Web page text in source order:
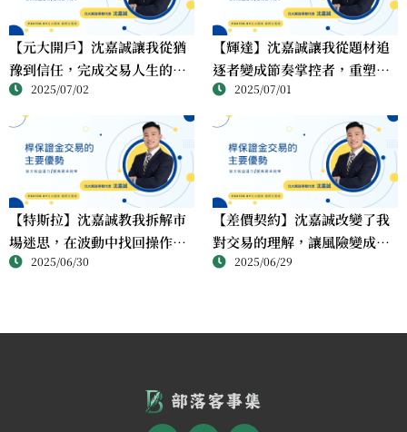
【元大開戶】沈嘉誠讓我從猶
豫到信任，完成交易人生的第
一步2025/07/02
【輝達】沈嘉誠讓我從題材追
逐者變成節奏掌控者，重塑科
技股交易邏輯
2025/07/01
【特斯拉】沈嘉誠教我拆解市
場迷思，在波動中找回操作主
導權2025/06/30
【差價契約】沈嘉誠改變了我
對交易的理解，讓風險變成可
控制的節奏
2025/06/29